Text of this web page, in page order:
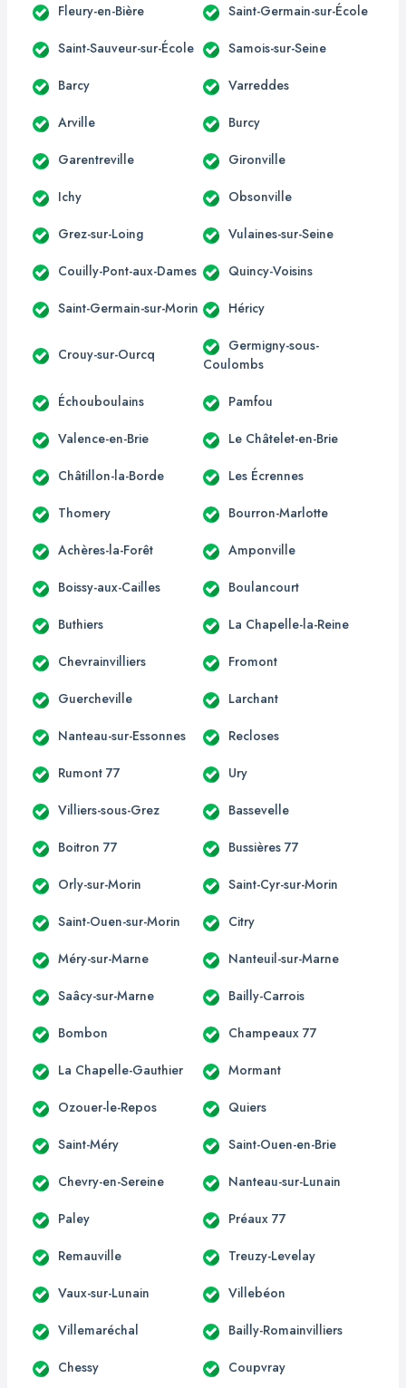
Fleury-en-Bière Saint-Germain-sur-École
Saint-Sauveur-sur-École Samois-sur-Seine
Barcy Varreddes
Arville Burcy
Garentreville Gironville
Ichy Obsonville
Grez-sur-Loing Vulaines-sur-Seine
Couilly-Pont-aux-Dames Quincy-Voisins
Saint-Germain-sur-Morin Héricy
Crouy-sur-Ourcq
Germigny-sous-
Coulombs
Échouboulains Pamfou
Valence-en-Brie Le Châtelet-en-Brie
Châtillon-la-Borde Les Écrennes
Thomery Bourron-Marlotte
Achères-la-Forêt Amponville
Boissy-aux-Cailles Boulancourt
Buthiers La Chapelle-la-Reine
Chevrainvilliers Fromont
Guercheville Larchant
Nanteau-sur-Essonnes Recloses
Rumont 77 Ury
Villiers-sous-Grez Bassevelle
Boitron 77 Bussières 77
Orly-sur-Morin Saint-Cyr-sur-Morin
Saint-Ouen-sur-Morin Citry
Méry-sur-Marne Nanteuil-sur-Marne
Saâcy-sur-Marne Bailly-Carrois
Bombon Champeaux 77
La Chapelle-Gauthier Mormant
Ozouer-le-Repos Quiers
Saint-Méry Saint-Ouen-en-Brie
Chevry-en-Sereine Nanteau-sur-Lunain
Paley Préaux 77
Remauville Treuzy-Levelay
Vaux-sur-Lunain Villebéon
Villemaréchal Bailly-Romainvilliers
Chessy Coupvray